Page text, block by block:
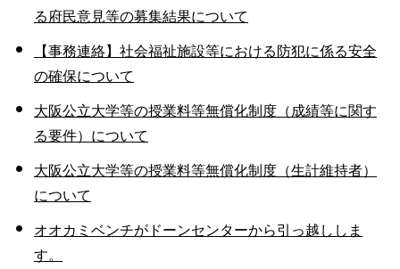
る府民意見等の募集結果について
【事務連絡】社会福祉施設等における防犯に係る安全
の確保について
大阪公立大学等の授業料等無償化制度（成績等に関す
る要件）について
大阪公立大学等の授業料等無償化制度（生計維持者）
について
オオカミベンチがドーンセンターから引っ越ししま
す。